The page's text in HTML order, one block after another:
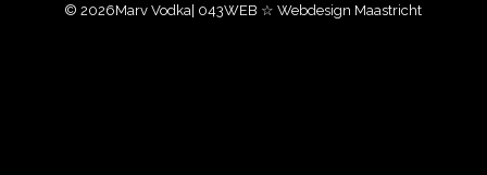
© 2026Marv Vodka| 043WEB ☆ Webdesign Maastricht